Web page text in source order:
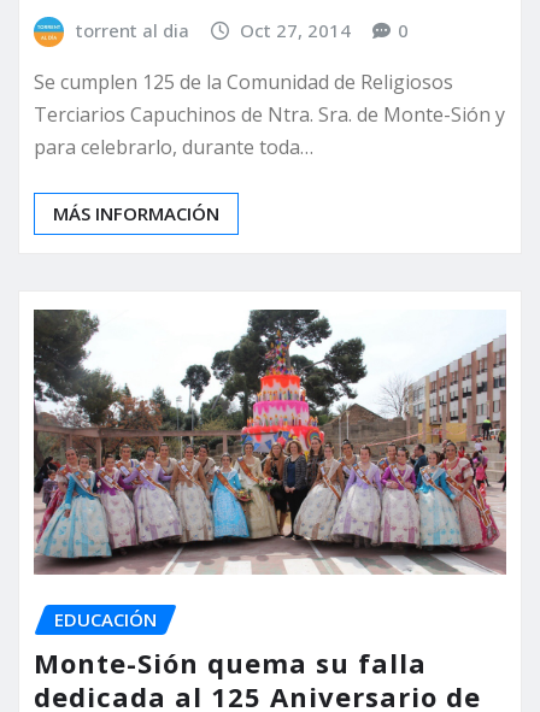
torrent al dia Oct 27, 2014 0
Se cumplen 125 de la Comunidad de Religiosos
Terciarios Capuchinos de Ntra. Sra. de Monte-Sión y
para celebrarlo, durante toda…
MÁS INFORMACIÓN
EDUCACIÓN
Monte-Sión quema su falla
dedicada al 125 Aniversario de